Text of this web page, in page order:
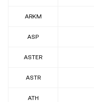
ARKM
ASP
ASTER
ASTR
ATH